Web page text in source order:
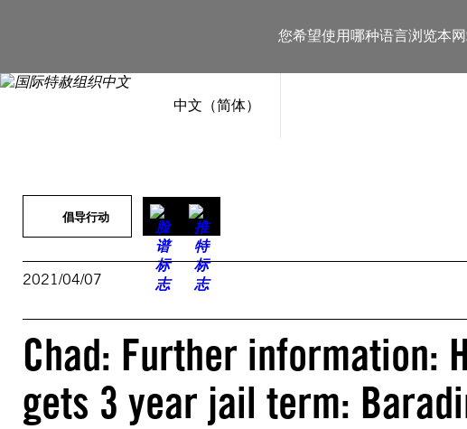
您希望使用哪种语言浏览本网
中文（简体）
倡导行动
2021/04/07
Chad: Further information:
gets 3 year jail term: